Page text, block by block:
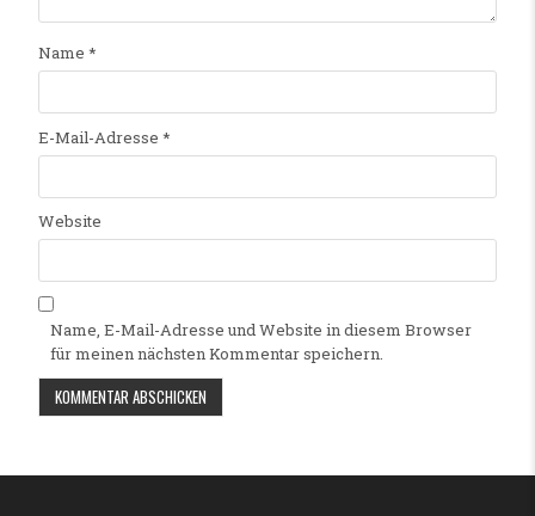
Name *
E-Mail-Adresse *
Website
Name, E-Mail-Adresse und Website in diesem Browser
für meinen nächsten Kommentar speichern.